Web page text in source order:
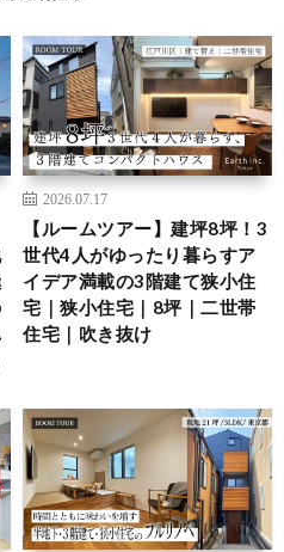
2026.07.17
【ルームツアー】建坪8坪！3
世代4人がゆったり暮らすア
イデア満載の3階建て狭小住
宅｜狭小住宅｜8坪｜二世帯
住宅｜吹き抜け